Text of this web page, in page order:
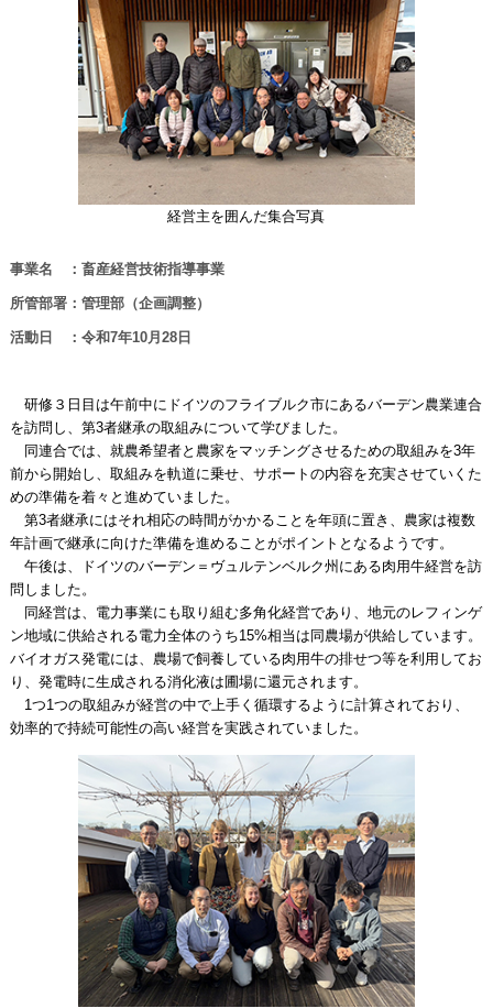
経営主を囲んだ集合写真
事業名 ：畜産経営技術指導事業
所管部署：管理部（企画調整）
活動日 ：令和7年10月28日
研修３日目は午前中にドイツのフライブルク市にあるバーデン農業連合
を訪問し、第3者継承の取組みについて学びました。
同連合では、就農希望者と農家をマッチングさせるための取組みを3年
前から開始し、取組みを軌道に乗せ、サポートの内容を充実させていくた
めの準備を着々と進めていました。
第3者継承にはそれ相応の時間がかかることを年頭に置き、農家は複数
年計画で継承に向けた準備を進めることがポイントとなるようです。
午後は、ドイツのバーデン＝ヴュルテンベルク州にある肉用牛経営を訪
問しました。
同経営は、電力事業にも取り組む多角化経営であり、地元のレフィンゲ
ン地域に供給される電力全体のうち15%相当は同農場が供給しています。
バイオガス発電には、農場で飼養している肉用牛の排せつ等を利用してお
り、発電時に生成される消化液は圃場に還元されます。
1つ1つの取組みが経営の中で上手く循環するように計算されており、
効率的で持続可能性の高い経営を実践されていました。